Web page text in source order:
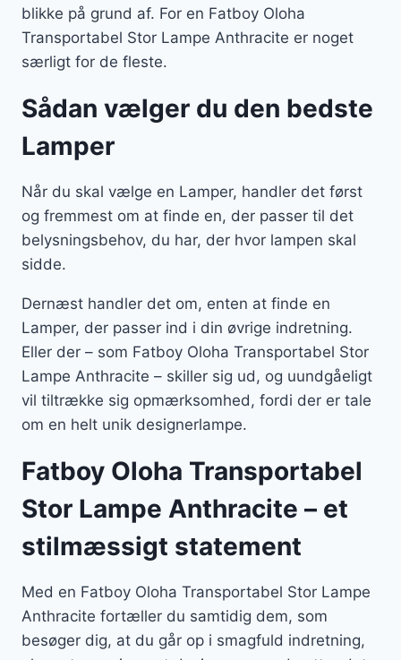
blikke på grund af. For en Fatboy Oloha
Transportabel Stor Lampe Anthracite er noget
særligt for de fleste.
Sådan vælger du den bedste
Lamper
Når du skal vælge en Lamper, handler det først
og fremmest om at finde en, der passer til det
belysningsbehov, du har, der hvor lampen skal
sidde.
Dernæst handler det om, enten at finde en
Lamper, der passer ind i din øvrige indretning.
Eller der – som Fatboy Oloha Transportabel Stor
Lampe Anthracite – skiller sig ud, og uundgåeligt
vil tiltrække sig opmærksomhed, fordi der er tale
om en helt unik designerlampe.
Fatboy Oloha Transportabel
Stor Lampe Anthracite – et
stilmæssigt statement
Med en Fatboy Oloha Transportabel Stor Lampe
Anthracite fortæller du samtidig dem, som
besøger dig, at du går op i smagfuld indretning,